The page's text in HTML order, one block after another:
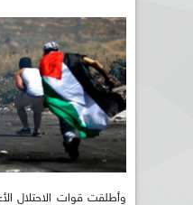
وأطلقت قوات الاحتلال